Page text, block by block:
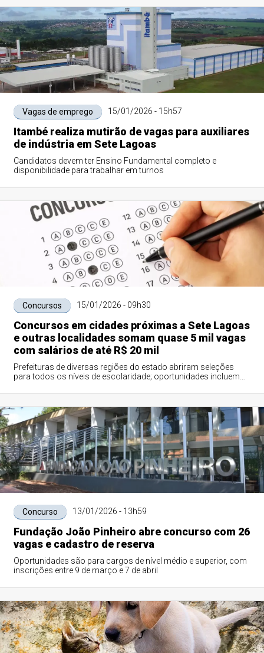
Vagas de emprego 15/01/2026 - 15h57
Itambé realiza mutirão de vagas para auxiliares
de indústria em Sete Lagoas
Candidatos devem ter Ensino Fundamental completo e
disponibilidade para trabalhar em turnos
Concursos 15/01/2026 - 09h30
Concursos em cidades próximas a Sete Lagoas
e outras localidades somam quase 5 mil vagas
com salários de até R$ 20 mil
Prefeituras de diversas regiões do estado abriram seleções
para todos os níveis de escolaridade; oportunidades incluem
Concurso 13/01/2026 - 13h59
Fundação João Pinheiro abre concurso com 26
vagas e cadastro de reserva
Oportunidades são para cargos de nível médio e superior, com
inscrições entre 9 de março e 7 de abril